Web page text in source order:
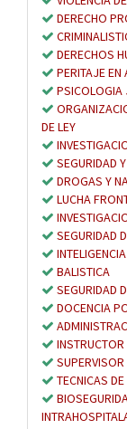
DERECHO
DERECHOS
PERITAJE EN
PSICOLOGIA
DE LEY
SEGURIDAD
DROGAS Y
LUCHA
SEGURIDAD
BALISTICA
SEGURIDAD
DOCENCIA
TECNICAS